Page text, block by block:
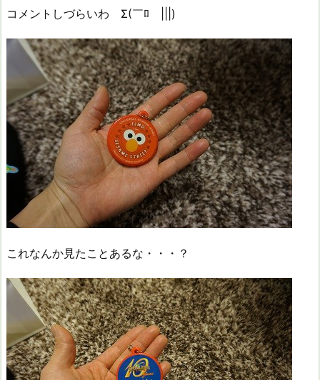
コメントしづらいわ Σ(￣ﾛ￣|||)
これなんか見たことあるな・・・？